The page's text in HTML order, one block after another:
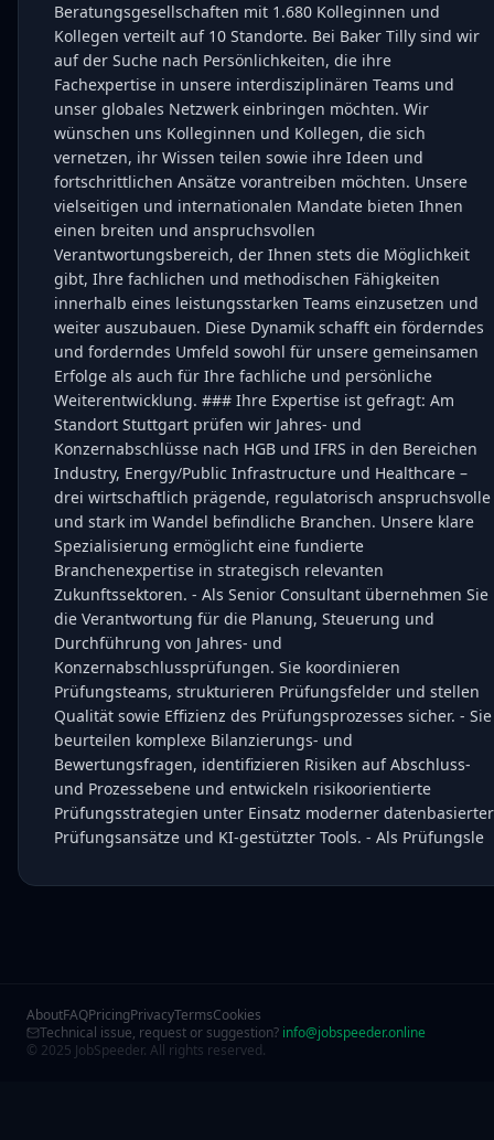
Beratungsgesellschaften mit 1.680 Kolleginnen und
Kollegen verteilt auf 10 Standorte. Bei Baker Tilly sind wir
auf der Suche nach Persönlichkeiten, die ihre
Fachexpertise in unsere interdisziplinären Teams und
unser globales Netzwerk einbringen möchten. Wir
wünschen uns Kolleginnen und Kollegen, die sich
vernetzen, ihr Wissen teilen sowie ihre Ideen und
fortschrittlichen Ansätze vorantreiben möchten. Unsere
vielseitigen und internationalen Mandate bieten Ihnen
einen breiten und anspruchsvollen
Verantwortungsbereich, der Ihnen stets die Möglichkeit
gibt, Ihre fachlichen und methodischen Fähigkeiten
innerhalb eines leistungsstarken Teams einzusetzen und
weiter auszubauen. Diese Dynamik schafft ein förderndes
und forderndes Umfeld sowohl für unsere gemeinsamen
Erfolge als auch für Ihre fachliche und persönliche
Weiterentwicklung. ### Ihre Expertise ist gefragt: Am
Standort Stuttgart prüfen wir Jahres- und
Konzernabschlüsse nach HGB und IFRS in den Bereichen
Industry, Energy/Public Infrastructure und Healthcare –
drei wirtschaftlich prägende, regulatorisch anspruchsvolle
und stark im Wandel befindliche Branchen. Unsere klare
Spezialisierung ermöglicht eine fundierte
Branchenexpertise in strategisch relevanten
Zukunftssektoren. - Als Senior Consultant übernehmen Sie
die Verantwortung für die Planung, Steuerung und
Durchführung von Jahres- und
Konzernabschlussprüfungen. Sie koordinieren
Prüfungsteams, strukturieren Prüfungsfelder und stellen
Qualität sowie Effizienz des Prüfungsprozesses sicher. - Sie
beurteilen komplexe Bilanzierungs- und
Bewertungsfragen, identifizieren Risiken auf Abschluss-
und Prozessebene und entwickeln risikoorientierte
Prüfungsstrategien unter Einsatz moderner datenbasierter
Prüfungsansätze und KI-gestützter Tools. - Als Prüfungsle
AboutFAQPricingPrivacyTermsCookies
Technical issue, request or suggestion? info@jobspeeder.online
© 2025 JobSpeeder. All rights reserved.